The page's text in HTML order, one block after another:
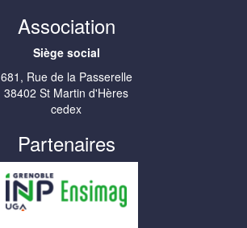
Association
Siège social
681, Rue de la Passerelle
38402 St Martin d'Hères
cedex
Partenaires